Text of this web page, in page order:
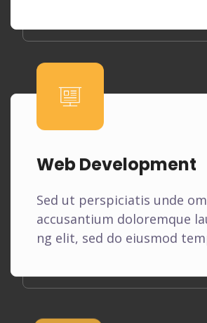
Web Development
Sed ut perspiciatis unde
accusantium doloremque
ng elit, sed do eiusmod